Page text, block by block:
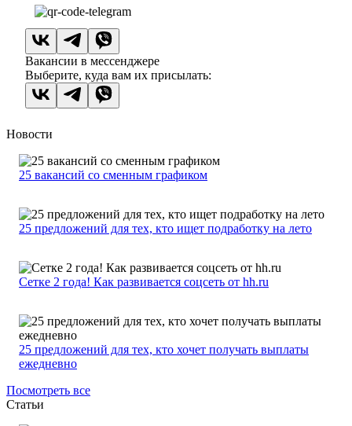
Вакансии в мессенджере
Выберите, куда вам их присылать:
Новости
25 вакансий со сменным графиком
25 предложений для тех, кто ищет подработку на лето
Сетке 2 года! Как развивается соцсеть от hh.ru
25 предложений для тех, кто хочет получать выплаты
ежедневно
Посмотреть все
Статьи